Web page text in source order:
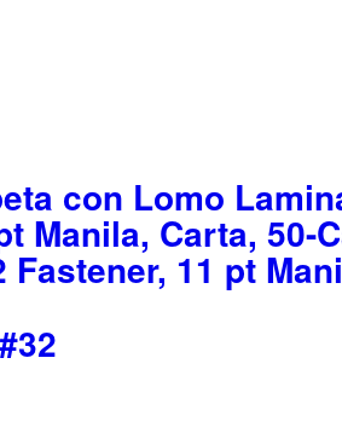
con Lomo
Manila, Carta, 50-
11 pt